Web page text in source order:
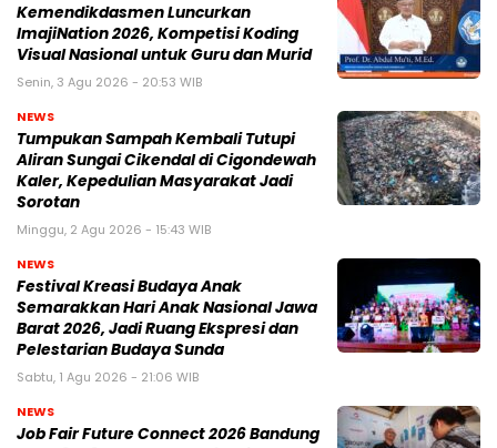
Kemendikdasmen Luncurkan
ImajiNation 2026, Kompetisi Koding
Visual Nasional untuk Guru dan Murid
Senin, 3 Agu 2026 - 20:53 WIB
NEWS
Tumpukan Sampah Kembali Tutupi
Aliran Sungai Cikendal di Cigondewah
Kaler, Kepedulian Masyarakat Jadi
Sorotan
Minggu, 2 Agu 2026 - 15:43 WIB
NEWS
Festival Kreasi Budaya Anak
Semarakkan Hari Anak Nasional Jawa
Barat 2026, Jadi Ruang Ekspresi dan
Pelestarian Budaya Sunda
Sabtu, 1 Agu 2026 - 21:06 WIB
NEWS
Job Fair Future Connect 2026 Bandung